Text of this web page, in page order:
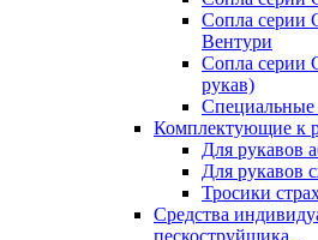
Сопла серии
Вентури
Сопла серии
рукав)
Специальные
Комплектующие к
Для рукавов
Для рукавов
Тросики
Средства
пескоструйщика